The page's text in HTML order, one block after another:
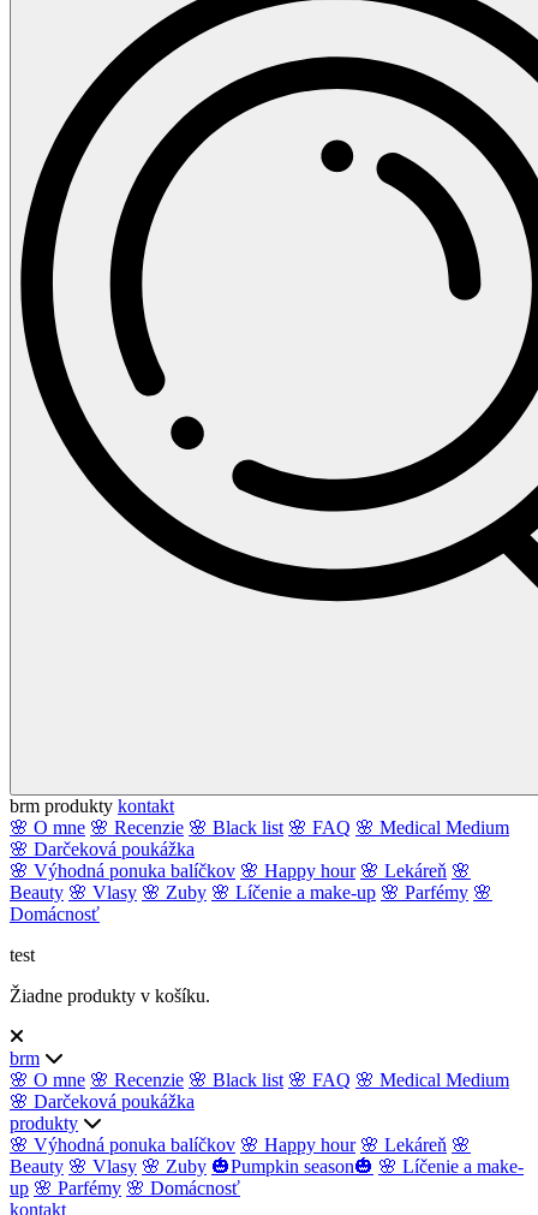
brm produkty kontakt
🌸 O mne 🌸 Recenzie 🌸 Black list 🌸 FAQ 🌸 Medical Medium
🌸 Darčeková poukážka
🌸 Výhodná ponuka balíčkov 🌸 Happy hour 🌸 Lekáreň 🌸
Beauty 🌸 Vlasy 🌸 Zuby 🌸 Líčenie a make-up 🌸 Parfémy 🌸
Domácnosť
test
Žiadne produkty v košíku.
brm
🌸 O mne 🌸 Recenzie 🌸 Black list 🌸 FAQ 🌸 Medical Medium
🌸 Darčeková poukážka
produkty
🌸 Výhodná ponuka balíčkov 🌸 Happy hour 🌸 Lekáreň 🌸
Beauty 🌸 Vlasy 🌸 Zuby 🎃Pumpkin season🎃 🌸 Líčenie a make-
up 🌸 Parfémy 🌸 Domácnosť
kontakt